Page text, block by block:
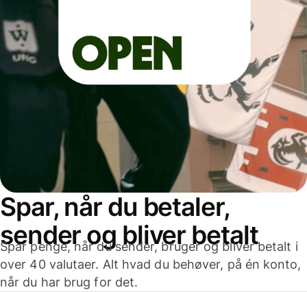
Spar, når du betaler,
sender og bliver betalt
Spar penge, når du sender, bruger og bliver betalt i
over 40 valutaer. Alt hvad du behøver, på én konto,
når du har brug for det.